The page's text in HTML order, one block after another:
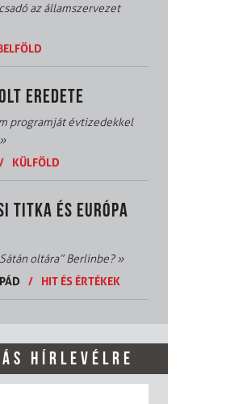
az államszervezet
EREDETE
programját évtizedekkel
»
/ KÜLFÖLD
TITKA ÉS EURÓPA
oltára” Berlinbe?»
/ HIT ÉS ÉRTÉKEK
HÍRLEVÉLRE